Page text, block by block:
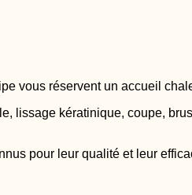
vous réservent un accueil
lissage kératinique, coupe,
pour leur qualité et leur